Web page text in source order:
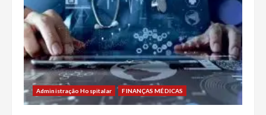
Administração Hospitalar FINANÇAS MÉDICAS